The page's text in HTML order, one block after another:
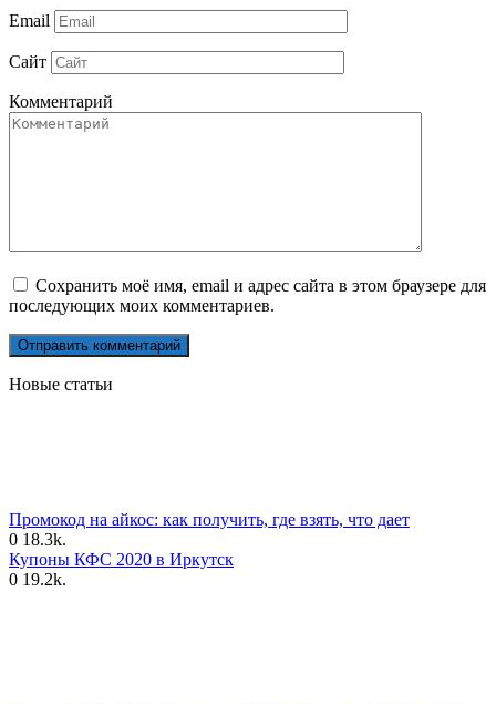
Email
Сайт
Комментарий
Сохранить моё имя, email и адрес сайта в этом браузере для
последующих моих комментариев.
Новые статьи
Промокод на айкос: как получить, где взять, что дает
0 18.3k.
Купоны КФС 2020 в Иркутск
0 19.2k.